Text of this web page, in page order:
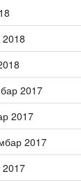
2017
2017
2017
2017